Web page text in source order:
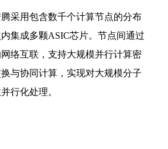
采用包含数千个计算节点的分布
集成多颗ASIC芯片。节点间通过
络互联，支持大规模并行计算密
与协同计算，实现对大规模分子
行化处理。